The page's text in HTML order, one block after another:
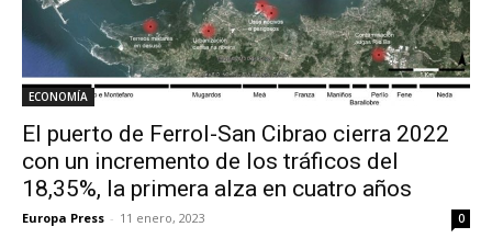
ECONOMÍA
El puerto de Ferrol-San Cibrao cierra 2022
con un incremento de los tráficos del
18,35%, la primera alza en cuatro años
Europa Press - 11 enero, 2023 0